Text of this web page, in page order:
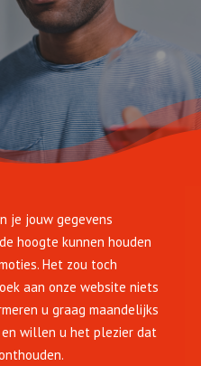
je jouw gegevens
hoogte kunnen houden
Het zou toch
aan onze website niets
u graag maandelijks
en willen u het plezier dat